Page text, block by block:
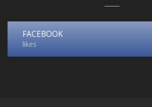
FACEBOOK
likes